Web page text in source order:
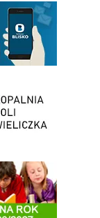
Gmina Wieliczka w
na rok szkolny 2026/